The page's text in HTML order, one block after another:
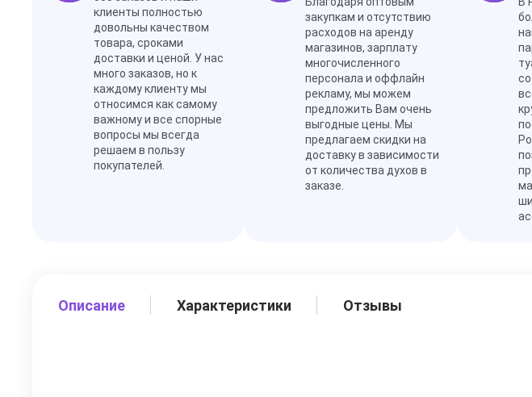
клиенты полностью
довольны качеством
товара, сроками
доставки и ценой. У нас
много заказов, но к
каждому клиенту мы
относимся как самому
важному и все спорные
вопросы мы всегда
решаем в пользу
покупателей.
закупкам и отсутствию
расходов на аренду
магазинов, зарплату
многочисленного
персонала и оффлайн
рекламу, мы можем
предложить Вам очень
выгодные цены. Мы
предлагаем скидки на
доставку в зависимости
от количества духов в
заказе.
Описание Характеристики Отзывы